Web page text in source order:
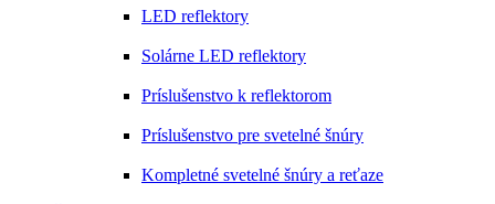
LED reflektory
Solárne LED reflektory
Príslušenstvo k reflektorom
Príslušenstvo pre svetelné šnúry
Kompletné svetelné šnúry a reťaze